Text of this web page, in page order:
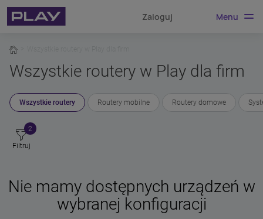
Zaloguj Menu
Wszystkie routery w Play dla firm
Wszystkie routery Routery mobilne Routery domowe
Filtruj
2
Nie mamy dostępnych urządzeń w
wybranej konfiguracji